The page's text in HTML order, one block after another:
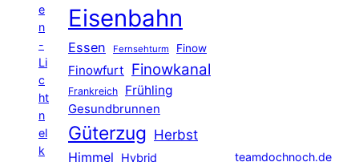
e
n
-
Li
c
ht
n
el
k
Eisenbahn
Essen Fernsehturm Finow
Finowfurt Finowkanal
Frankreich Frühling
Gesundbrunnen
Güterzug Herbst
Himmel
Hybrid teamdochnoch.de